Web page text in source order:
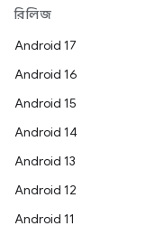
রিলিজ
Android 17
Android 16
Android 15
Android 14
Android 13
Android 12
Android 11